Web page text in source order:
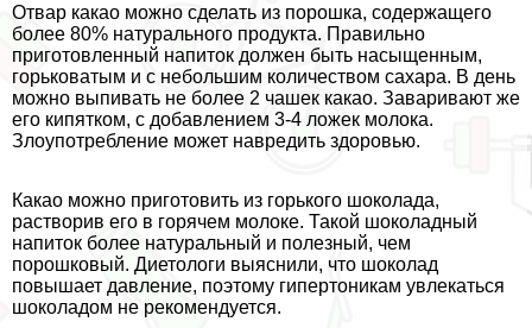
Отвар какао можно сделать из порошка, содержащего
более 80% натурального продукта. Правильно
приготовленный напиток должен быть насыщенным,
горьковатым и с небольшим количеством сахара. В день
можно выпивать не более 2 чашек какао. Заваривают же
его кипятком, с добавлением 3-4 ложек молока.
Злоупотрeбление может навредить здоровью.
Какао можно приготовить из горького шоколада,
растворив его в горячем молоке. Такой шоколадный
напиток более натуральный и полезный, чем
порошковый. Диетологи выяснили, что шоколад
повышает давление, поэтому гипертоникам увлекаться
шоколадом не рекомендуется.